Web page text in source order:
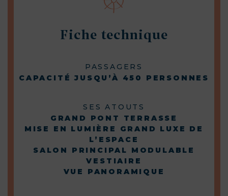
Fiche technique
PASSAGERS
CAPACITÉ JUSQU’À 450 PERSONNES
SES ATOUTS
GRAND PONT TERRASSE
MISE EN LUMIÈRE GRAND LUXE DE
L’ESPACE
SALON PRINCIPAL MODULABLE
VESTIAIRE
VUE PANORAMIQUE